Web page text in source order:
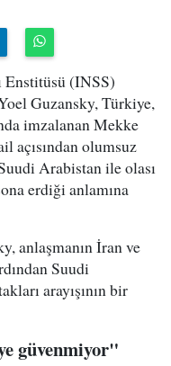
Enstitüsü (INSS)
Guzansky, Türkiye,
imzalanan Mekke
açısından olumsuz
Arabistan ile olası
erdiği anlamına
anlaşmanın İran ve
Suudi
arayışının bir
güvenmiyor"